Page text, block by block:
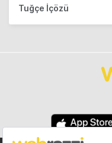
Tuğçe İçözü